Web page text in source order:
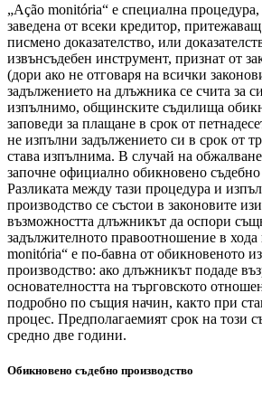
„Ação monitória“ е специална
заведена от всеки кредитор,
писмено доказателство, или
извънсъдебен инструмент, признат от
(дори ако не отговаря на всички
задължението на длъжника се счита за
изпълнимо, общинските съдилища
заповеди за плащане в срок от
не изпълни задължението си в срок от
става изпълнима. В случай на
започне официално обикновено съдебно
Разликата между тази процедура и
производство се състои в законовите
възможността длъжникът да оспори
задължителното правоотношение в хода
monitória“ е по-бавна от обикновеното
производство: ако длъжникът подаде
основателността на търговското
подробно по същия начин, както при
процес. Предполагаемият срок на този
средно две години.
Обикновено съдебно производство